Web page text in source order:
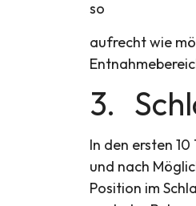
so
aufrecht wie
3.
In den ersten
und nach
Position im